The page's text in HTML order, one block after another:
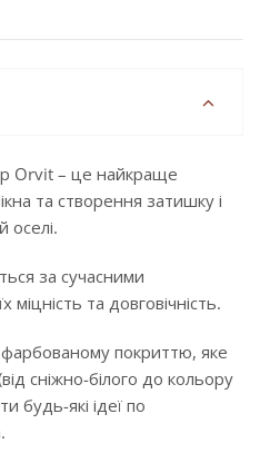
Orvit – це найкраще
та створення затишку і
оселі.
за сучасними
міцність та довговічність.
покриттю, яке
сніжно-білого до кольору
будь-які ідеї по